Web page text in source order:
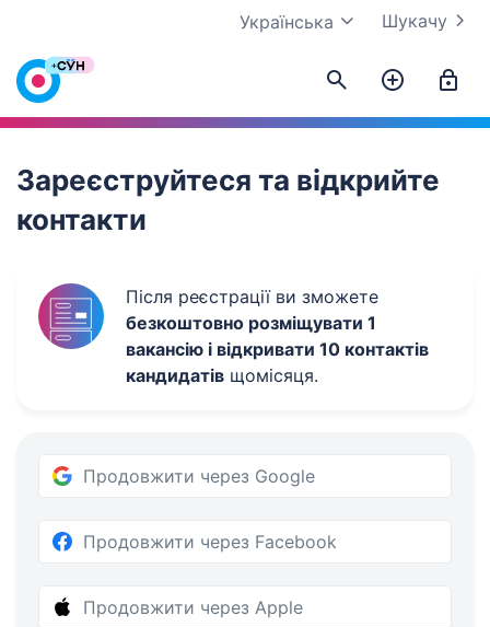
Шукачу
Українська
Work.ua
Зареєструйтеся та відкрийте
контакти
Після реєстрації ви зможете
безкоштовно розміщувати 1
вакансію і відкривати 10 контактів
кандидатів щомісяця.
Продовжити через Google
Продовжити через Facebook
Продовжити через Apple